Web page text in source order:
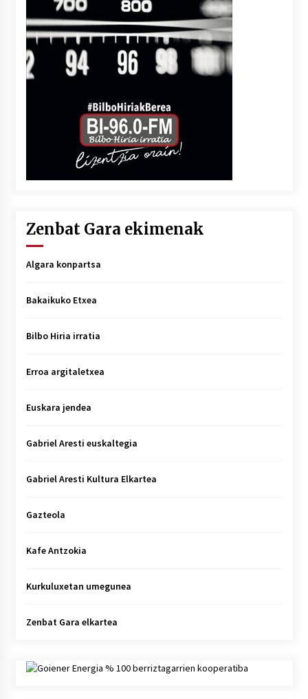
Zenbat Gara ekimenak
Algara konpartsa
Bakaikuko Etxea
Bilbo Hiria irratia
Erroa argitaletxea
Euskara jendea
Gabriel Aresti euskaltegia
Gabriel Aresti Kultura Elkartea
Gazteola
Kafe Antzokia
Kurkuluxetan umegunea
Zenbat Gara elkartea